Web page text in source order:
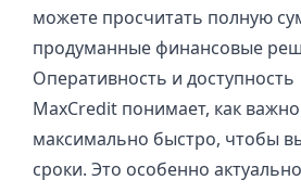
можете просчитать полную
продуманные финансовые
Оперативность и доступность
MaxCredit понимает, как
максимально быстро, чтобы
сроки. Это особенно